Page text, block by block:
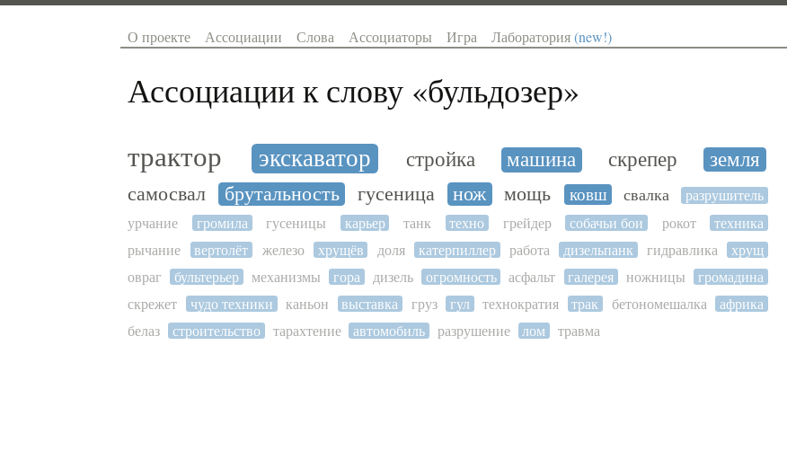
О проекте Ассоциации Слова Ассоциаторы Игра Лаборатория(new!)
Ассоциации к слову «бульдозер»
трактор экскаватор стройка машина скрепер земля
самосвал брутальность гусеница нож мощь ковш свалка
разрушитель
урчание
громила гусеницы карьер танк техно грейдер собачьи бои рокот
техника
рычание
вертолёт железо хрущёв доля катерпиллер работа дизельпанк гидравлика
хрущ
овраг
бультерьер механизмы гора дизель огромность асфальт галерея ножницы
громадина
скрежет
чудо техники каньон выставка груз гул технократия трак бетономешалка
африка
белаз
строительство тарахтение автомобиль разрушение лом травма